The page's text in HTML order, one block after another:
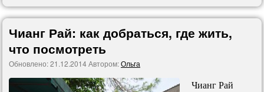
Чианг Рай: как добраться, где жить,
что посмотреть
Обновлено:21.12.2014Автором:Ольга
Чианг Рай